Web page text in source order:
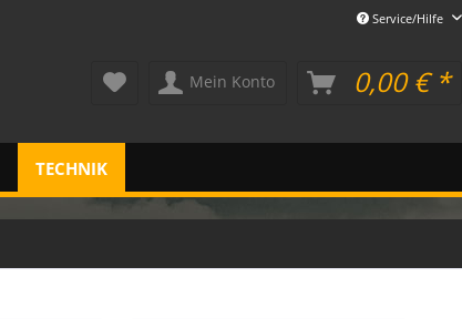
Service/Hilfe
Mein Konto 0,00 € *
TECHNIK